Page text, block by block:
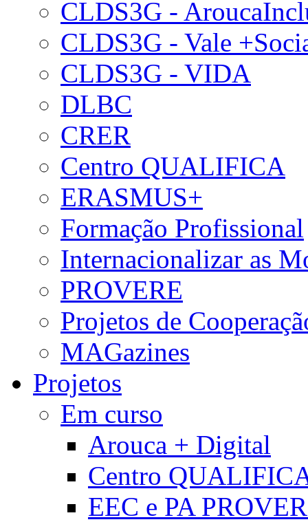
CLDS3G -
CLDS3G - Vale
CLDS3G - VIDA
DLBC
CRER
Centro QUALIFICA
ERASMUS+
Formação Profissional
Internacionalizar as
PROVERE
Projetos de
MAGazines
Projetos
Em curso
Arouca + Digital
Centro
EEC e PA